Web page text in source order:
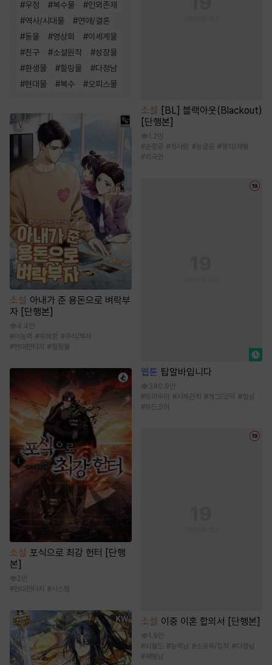
#우정 #복수물 #인외존재
#역사/시대물 #연애/결혼
#동물 #영상화 #이세계물
#친구 #소설원작 #성장물
#환생물 #힐링물 #다정남
#현대물 #복수 #오피스물
소설 아내가 준 용돈으로 벼락부
자 [단행본]
4.4만
#이능력 #유쾌함 #주식/투자
#현대판타지 # 힐링물
소설 포식으로 최강 헌터 [단행
본]
2만
#현대판타지 #시스템
소설 [BL] 블랙아웃(Blackout)
[단행본]
1.2만
#순정공 #첫사랑 #능글공 #정치/재벌
#외국인
웹툰 탑알바입니다
340.9만
#트라우마 #사제관계 #개그/코믹 #일상
#하드코어
소설 이중 이혼 합의서 [단행본]
1.9만
#시월드 #능력남 #소유욕/집착 #다정남
#재벌남